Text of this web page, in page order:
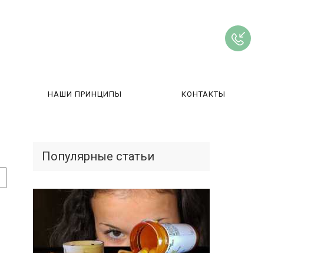
НАШИ ПРИНЦИПЫ КОНТАКТЫ
Популярные статьи